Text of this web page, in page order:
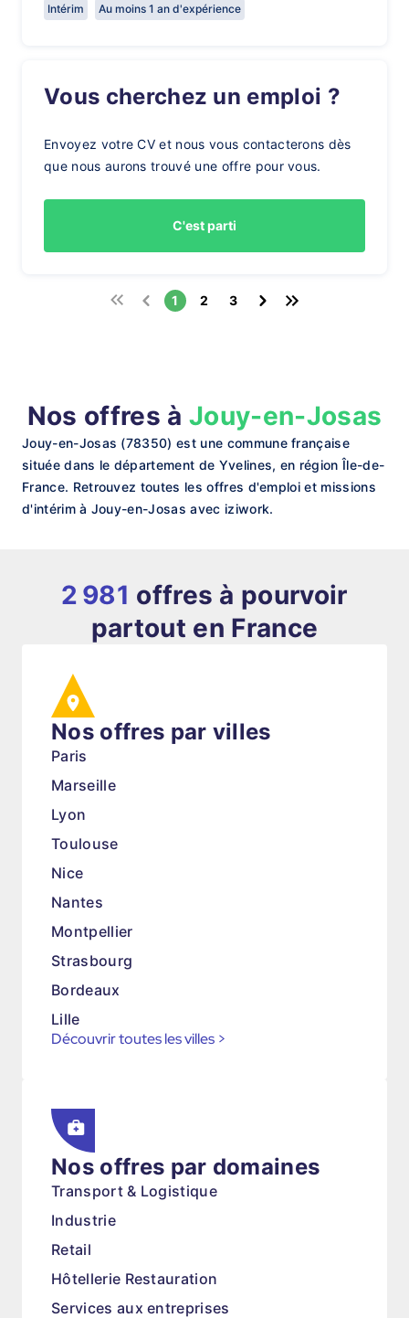
Intérim Au moins 1 an d'expérience
Vous cherchez un emploi ?
Envoyez votre CV et nous vous contacterons dès
que nous aurons trouvé une offre pour vous.
C'est parti
1 2 3
Nos offres à Jouy-en-Josas
Jouy-en-Josas (78350) est une commune française
située dans le département de Yvelines, en région Île-de-
France. Retrouvez toutes les offres d'emploi et missions
d'intérim à Jouy-en-Josas avec iziwork.
2 981 offres à pourvoir
partout en France
Nos offres par villes
Paris
Marseille
Lyon
Toulouse
Nice
Nantes
Montpellier
Strasbourg
Bordeaux
Lille
Découvrir toutes les villes >
Nos offres par domaines
Transport & Logistique
Industrie
Retail
Hôtellerie Restauration
Services aux entreprises